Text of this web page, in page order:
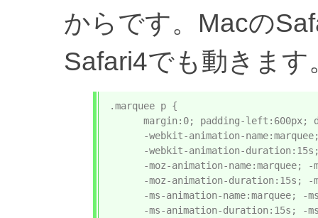
からです。Macの
Safari4でも動きます
.marquee p {
margin:0; padding-left:600px;
-webkit-animation-
-webkit-animation-
-moz-animation-name:marquee;
-moz-animation-duration:15s;
-ms-animation-name:marquee; -
-ms-animation-duration:15s; -